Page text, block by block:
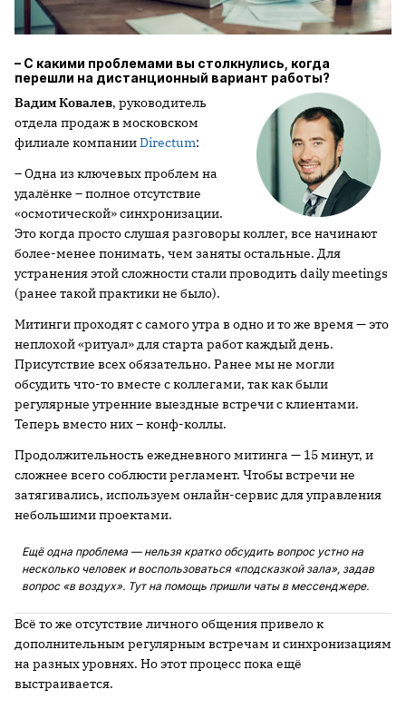
– С какими проблемами вы столкнулись, когда
перешли на дистанционный вариант работы?
Вадим Ковалев, руководитель
отдела продаж в московском
филиале компанииDirectum:
– Одна из ключевых проблем на
удалёнке – полное отсутствие
«осмотической» синхронизации.
Это когда просто слушая разговоры коллег, все начинают
более-менее понимать, чем заняты остальные. Для
устранения этой сложности стали проводить daily meetings
(ранее такой практики не было).
Митинги проходят с самого утра в одно и то же время — это
неплохой «ритуал» для старта работ каждый день.
Присутствие всех обязательно. Ранее мы не могли
обсудить что-то вместе с коллегами, так как были
регулярные утренние выездные встречи с клиентами.
Теперь вместо них – конф-коллы.
Продолжительность ежедневного митинга — 15 минут, и
сложнее всего соблюсти регламент. Чтобы встречи не
затягивались, используем онлайн-сервис для управления
небольшими проектами.
Ещё одна проблема — нельзя кратко обсудить вопрос устно на
несколько человек и воспользоваться «подсказкой зала», задав
вопрос «в воздух». Тут на помощь пришли чаты в мессенджере.
Всё то же отсутствие личного общения привело к
дополнительным регулярным встречам и синхронизациям
на разных уровнях. Но этот процесс пока ещё
выстраивается.